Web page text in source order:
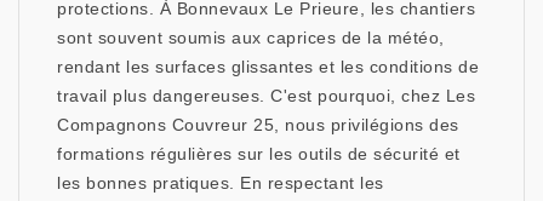
protections. À Bonnevaux Le Prieure, les chantiers
sont souvent soumis aux caprices de la météo,
rendant les surfaces glissantes et les conditions de
travail plus dangereuses. C'est pourquoi, chez Les
Compagnons Couvreur 25, nous privilégions des
formations régulières sur les outils de sécurité et
les bonnes pratiques. En respectant les